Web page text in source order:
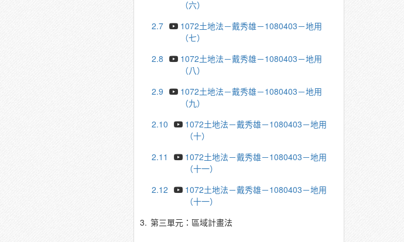
（六）
2.7
1072土地法－戴秀雄－1080403－地用
（七）
2.8
1072土地法－戴秀雄－1080403－地用
（八）
2.9
1072土地法－戴秀雄－1080403－地用
（九）
2.10
1072土地法－戴秀雄－1080403－地用
（十）
2.11
1072土地法－戴秀雄－1080403－地用
（十一）
2.12
1072土地法－戴秀雄－1080403－地用
（十一）
3. 第三單元：區域計畫法